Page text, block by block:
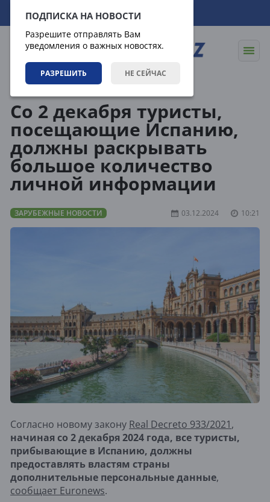
ПОДПИСКА НА НОВОСТИ
Разрешите отправлять Вам
уведомления о важных новостях.
РАЗРЕШИТЬ НЕ СЕЙЧАС
09.08.2026 07:10:53
Со 2 декабря туристы,
посещающие Испанию,
должны раскрывать
большое количество
личной информации
ЗАРУБЕЖНЫЕ НОВОСТИ 03.12.2024 10:21
Согласно новому закону Real Decreto 933/2021,
начиная со 2 декабря 2024 года, все туристы,
прибывающие в Испанию, должны
предоставлять властям страны
дополнительные персональные данные,
сообщает Euronews.